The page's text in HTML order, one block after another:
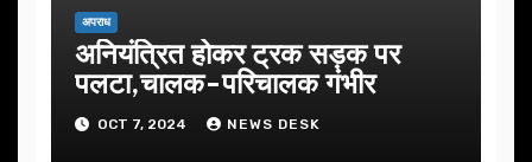
अपराध
अनियंत्रित होकर ट्रक सड़क पर
पलटा,चालक-परिचालक गंभीर
OCT 7, 2024 NEWS DESK